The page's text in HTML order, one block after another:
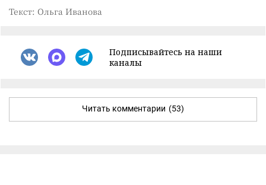
Текст: Ольга Иванова
Подписывайтесь на наши
каналы
Читать комментарии (53)